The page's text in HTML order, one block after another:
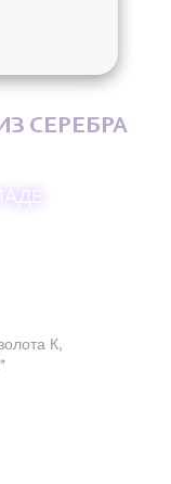
СЕРЕБРА
К,